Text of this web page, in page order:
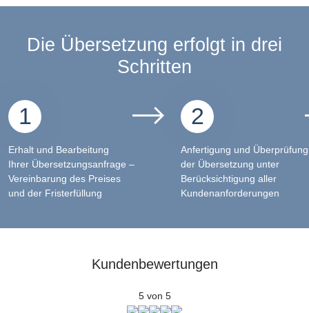
Die Übersetzung erfolgt in drei
Schritten
1
Erhalt und Bearbeitung
Ihrer Übersetzungsanfrage –
Vereinbarung des Preises
und der Fristerfüllung
2
Anfertigung und Überprüfung
der Übersetzung unter
Berücksichtigung aller
Kundenanforderungen
Kundenbewertungen
5 von 5